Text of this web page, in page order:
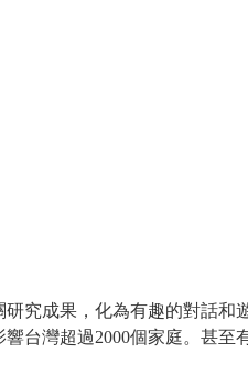
究成果，化為有趣的對話和
台灣超過2000個家庭。甚至